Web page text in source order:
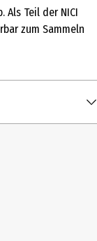
Als Teil der NICI
zum Sammeln